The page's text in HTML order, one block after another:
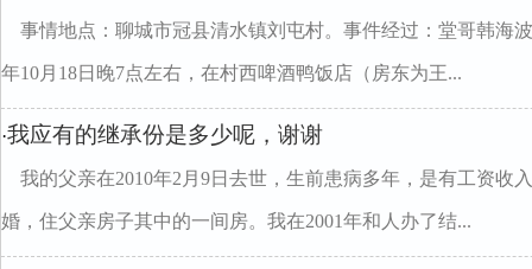
事情地点：聊城市冠县清水镇刘屯村。事件经过：堂哥韩海
年10月18日晚7点左右，在村西啤酒鸭饭店（房东为王...
·我应有的继承份是多少呢，谢谢
我的父亲在2010年2月9日去世，生前患病多年，是有工资收
婚，住父亲房子其中的一间房。我在2001年和人办了结...